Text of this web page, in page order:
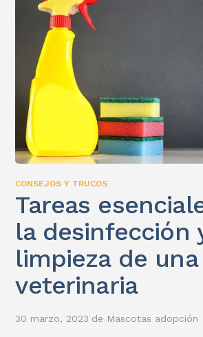
CONSEJOS Y TRUCOS
Tareas
la desinfección
limpieza de
veterinaria
30 marzo, 2023 de Mascotas adopción